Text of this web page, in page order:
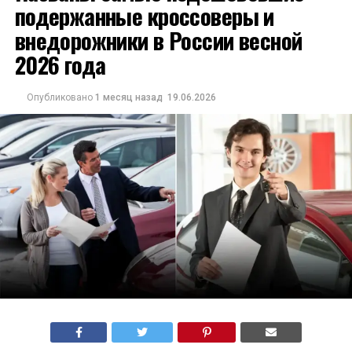
подержанные кроссоверы и
внедорожники в России весной
2026 года
Опубликовано 1 месяц назад 19.06.2026